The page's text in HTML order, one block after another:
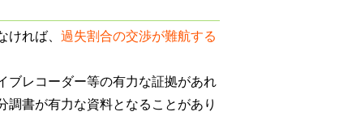
れば、 過失割合の交渉が難航する
ブレコーダー等の有力な証拠があれ
調書が有力な資料となることがあり